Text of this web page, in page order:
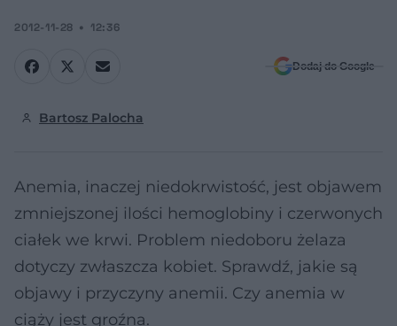
2012-11-28 12:36
Dodaj do Google
Bartosz Palocha
Anemia, inaczej niedokrwistość, jest objawem
zmniejszonej ilości hemoglobiny i czerwonych
ciałek we krwi. Problem niedoboru żelaza
dotyczy zwłaszcza kobiet. Sprawdź, jakie są
objawy i przyczyny anemii. Czy anemia w
ciąży jest groźna.